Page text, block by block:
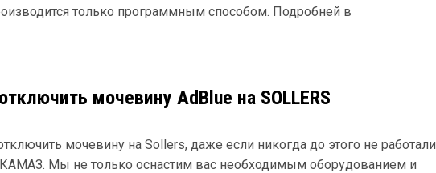
только программным способом. Подробней в
отключить мочевину AdBlue на SOLLERS
мочевину на Sollers, даже если никогда до этого не работали
Мы не только оснастим вас необходимым оборудованием и